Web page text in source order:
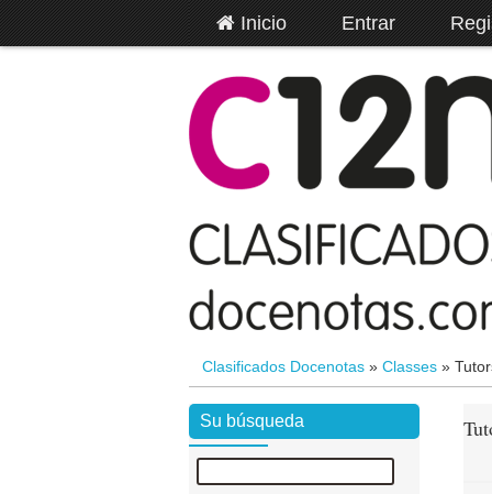
Inicio Entrar
Clasificados Docenotas » Classes »
Su búsqueda